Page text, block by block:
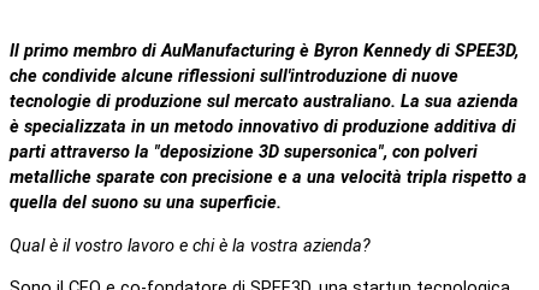
Il primo membro di AuManufacturing è Byron Kennedy di SPEE3D,
che condivide alcune riflessioni sull'introduzione di nuove
tecnologie di produzione sul mercato australiano. La sua azienda
è specializzata in un metodo innovativo di produzione additiva di
parti attraverso la "deposizione 3D supersonica", con polveri
metalliche sparate con precisione e a una velocità tripla rispetto a
quella del suono su una superficie.
Qual è il vostro lavoro e chi è la vostra azienda?